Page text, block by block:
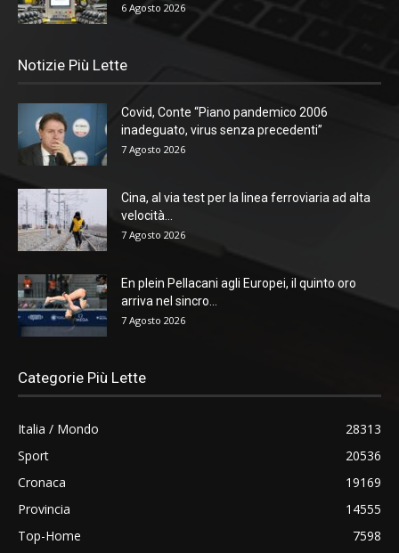
6 Agosto 2026
Notizie Più Lette
Covid, Conte “Piano pandemico 2006
inadeguato, virus senza precedenti”
7 Agosto 2026
Cina, al via test per la linea ferroviaria ad alta
velocità...
7 Agosto 2026
En plein Pellacani agli Europei, il quinto oro
arriva nel sincro...
7 Agosto 2026
Categorie Più Lette
Italia / Mondo
28313
Sport
20536
Cronaca
19169
Provincia
14555
Top-Home
7598